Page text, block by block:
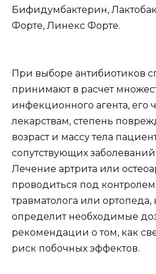
Бифидумбактерин,
Форте, Линекс Форте.
При выборе антибиотиков
принимают в расчет
инфекционного агента, его
лекарствам, степень
возраст и массу тела
сопутствующих
Лечение артрита или
проводиться под контролем
травматолога или ортопеда,
определит необходимые
рекомендации о том, как
риск побочных эффектов.